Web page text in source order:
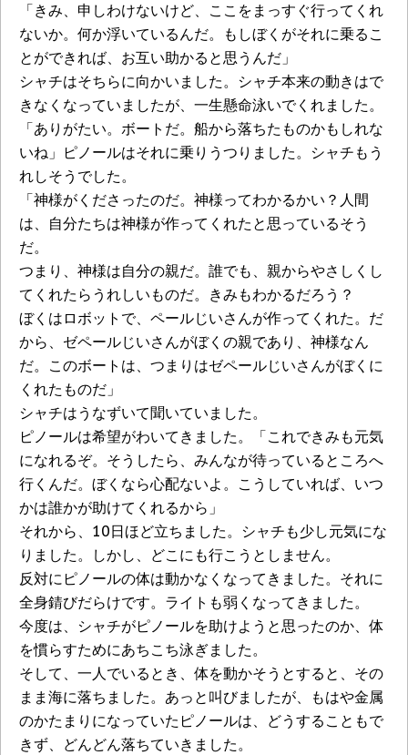
「きみ、申しわけないけど、ここをまっすぐ行ってくれ
ないか。何か浮いているんだ。もしぼくがそれに乗るこ
とができれば、お互い助かると思うんだ」
シャチはそちらに向かいました。シャチ本来の動きはで
きなくなっていましたが、一生懸命泳いでくれました。
「ありがたい。ボートだ。船から落ちたものかもしれな
いね」ピノールはそれに乗りうつりました。シャチもう
れしそうでした。
「神様がくださったのだ。神様ってわかるかい？人間
は、自分たちは神様が作ってくれたと思っているそう
だ。
つまり、神様は自分の親だ。誰でも、親からやさしくし
てくれたらうれしいものだ。きみもわかるだろう？
ぼくはロボットで、ペールじいさんが作ってくれた。だ
から、ゼペールじいさんがぼくの親であり、神様なん
だ。このボートは、つまりはゼペールじいさんがぼくに
くれたものだ」
シャチはうなずいて聞いていました。
ピノールは希望がわいてきました。「これできみも元気
になれるぞ。そうしたら、みんなが待っているところへ
行くんだ。ぼくなら心配ないよ。こうしていれば、いつ
かは誰かが助けてくれるから」
それから、10日ほど立ちました。シャチも少し元気にな
りました。しかし、どこにも行こうとしません。
反対にピノールの体は動かなくなってきました。それに
全身錆びだらけです。ライトも弱くなってきました。
今度は、シャチがピノールを助けようと思ったのか、体
を慣らすためにあちこち泳ぎました。
そして、一人でいるとき、体を動かそうとすると、その
まま海に落ちました。あっと叫びましたが、もはや金属
のかたまりになっていたピノールは、どうすることもで
きず、どんどん落ちていきました。